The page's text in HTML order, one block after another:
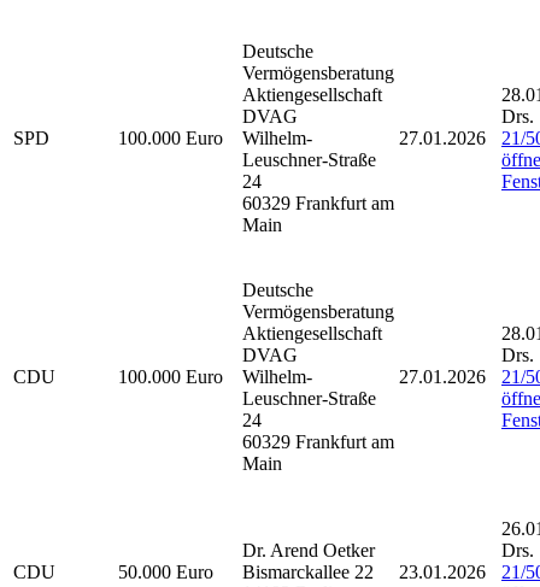
SPD 100.000 Euro
Deutsche
Vermögensberatung
Aktiengesellschaft
DVAG
Wilhelm-
Leuschner-Straße
24
60329 Frankfurt am
Main
27.01.2026
Drs.
21/
CDU 100.000 Euro
Deutsche
Vermögensberatung
Aktiengesellschaft
DVAG
Wilhelm-
Leuschner-Straße
24
60329 Frankfurt am
Main
27.01.2026
Drs.
21/
CDU 50.000 Euro
Dr. Arend Oetker
Bismarckallee 22
23.01.2026
Drs.
21/